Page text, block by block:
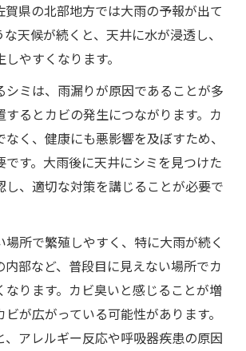
賀県の北部地方では大雨の予報が出て
天候が続くと、天井に水が浸透し、
やすくなります。
シミは、雨漏りが原因であることが多
するとカビの発生につながります。カ
く、健康にも悪影響を及ぼすため、
です。大雨後に天井にシミを見つけた
し、適切な対策を講じることが必要で
場所で繁殖しやすく、特に大雨が続く
内部など、普段目に見えない場所でカ
なります。カビ臭いと感じることが増
が広がっている可能性があります。
、アレルギー反応や呼吸器疾患の原因